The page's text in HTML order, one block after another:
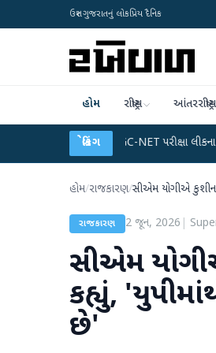
ઉત્તર ગુજરાતનું લોકપ્રિય દૈનિક
હોમ રાષ્ટ્રીય આંતરરાષ્ટ્રીય
બ્રેકિંગ
UGC-NET પરીક્ષા લીકના આરોપો પર
હોમ/રાજકારણ/સીએમ યોગીએ
રાજકારણ 2 જૂન, 2026
સીએમ
કહ્યું,
છે'